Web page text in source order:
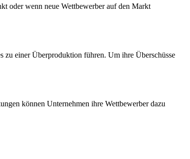
oder wenn neue Wettbewerber auf den Markt
zu einer Überproduktion führen. Um ihre Überschüsse
können Unternehmen ihre Wettbewerber dazu